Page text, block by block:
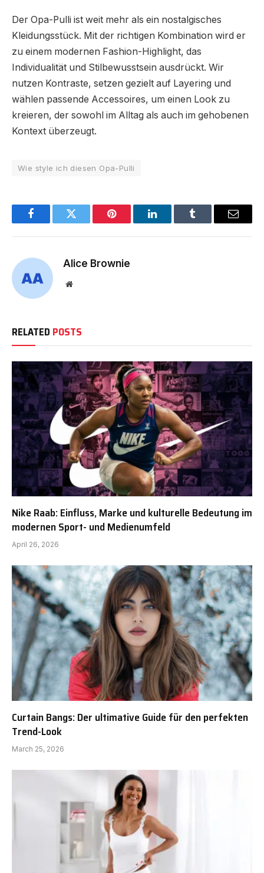
Der Opa-Pulli ist weit mehr als ein nostalgisches
Kleidungsstück. Mit der richtigen Kombination wird er
zu einem modernen Fashion-Highlight, das
Individualität und Stilbewusstsein ausdrückt. Wir
nutzen Kontraste, setzen gezielt auf Layering und
wählen passende Accessoires, um einen Look zu
kreieren, der sowohl im Alltag als auch im gehobenen
Kontext überzeugt.
Wie style ich diesen Opa-Pulli
FacebookTwitter Pinterest LinkedInTumblr Email
Alice Brownie
Website
RELATED POSTS
Nike Raab: Einfluss, Marke und kulturelle Bedeutung im
modernen Sport- und Medienumfeld
April 26, 2026
Curtain Bangs: Der ultimative Guide für den perfekten
Trend-Look
March 25, 2026